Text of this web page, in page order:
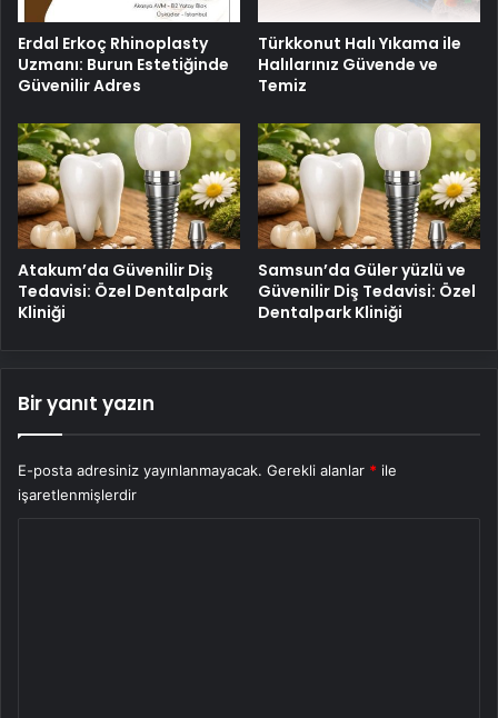
Erdal Erkoç Rhinoplasty
Uzmanı: Burun Estetiğinde
Güvenilir Adres
Türkkonut Halı Yıkama ile
Halılarınız Güvende ve
Temiz
Atakum’da Güvenilir Diş
Tedavisi: Özel Dentalpark
Kliniği
Samsun’da Güler yüzlü ve
Güvenilir Diş Tedavisi: Özel
Dentalpark Kliniği
Bir yanıt yazın
E-posta adresiniz yayınlanmayacak. Gerekli alanlar * ile
işaretlenmişlerdir